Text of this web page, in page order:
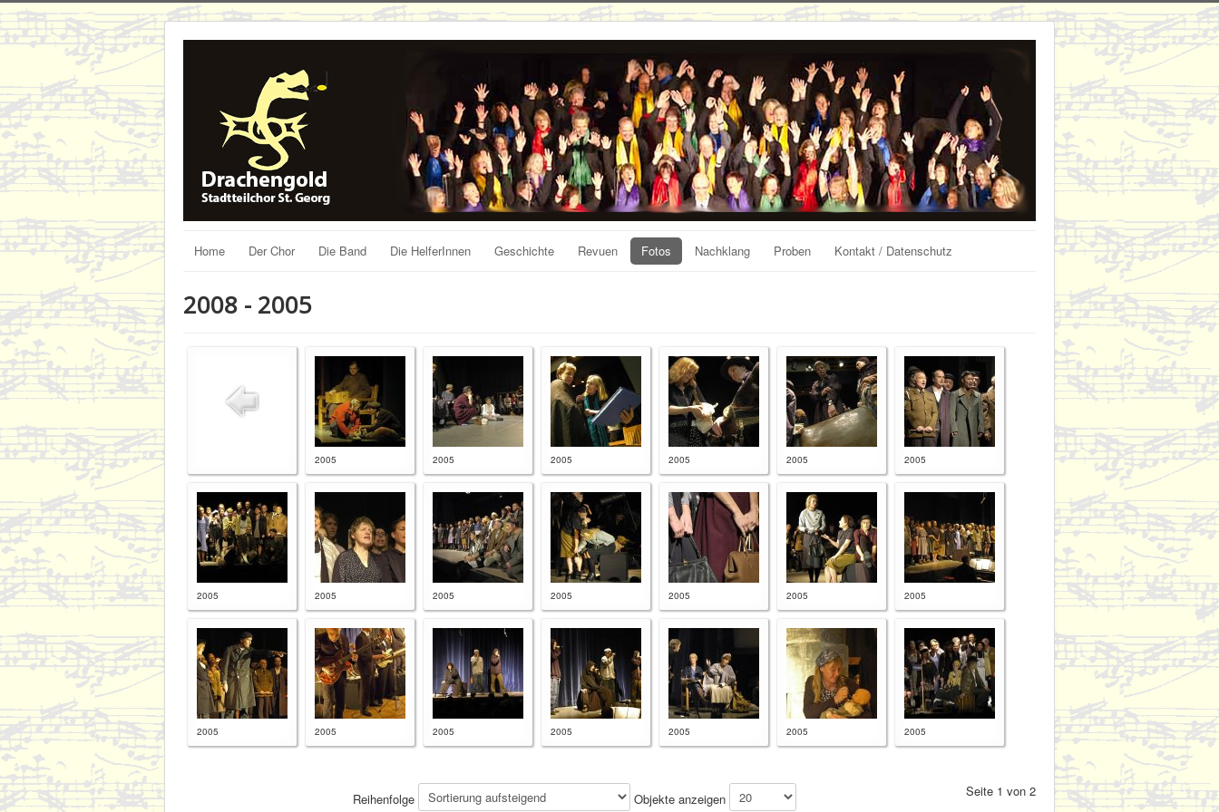
Home Der Chor Die Band Die HelferInnen Geschichte Revuen Fotos Nachklang Proben Kontakt / Datenschutz
2008 - 2005
2005 2005 2005 2005 2005 2005
2005 2005 2005 2005 2005 2005 2005
2005 2005 2005 2005 2005 2005 2005
Reihenfolge Objekte anzeigen Seite 1 von 2